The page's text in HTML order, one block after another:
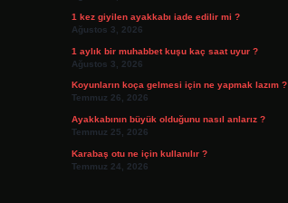
1 kez giyilen ayakkabı iade edilir mi ?
Ağustos 3, 2026
1 aylık bir muhabbet kuşu kaç saat uyur ?
Ağustos 3, 2026
Koyunların koça gelmesi için ne yapmak lazım ?
Temmuz 26, 2026
Ayakkabının büyük olduğunu nasıl anlarız ?
Temmuz 25, 2026
Karabaş otu ne için kullanılır ?
Temmuz 24, 2026